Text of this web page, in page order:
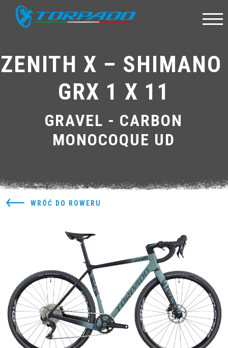
ZENITH X – SHIMANO
GRX 1 X 11
GRAVEL - CARBON
MONOCOQUE UD
WRÓĆ DO ROWERU